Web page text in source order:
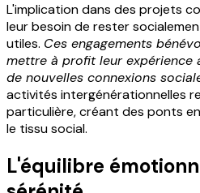
L'implication dans des projets
leur besoin de rester
utiles. Ces engagements
mettre à profit leur expérience
de nouvelles connexions
activités intergénérationnelles
particulière, créant des ponts
le tissu social.
L'équilibre